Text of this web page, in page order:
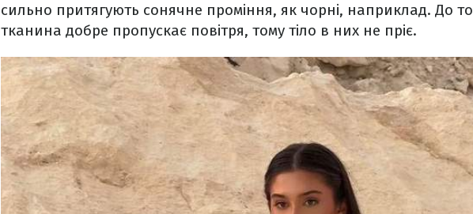
сильно притягують сонячне проміння, як чорні, наприклад. До
тканина добре пропускає повітря, тому тіло в них не пріє.